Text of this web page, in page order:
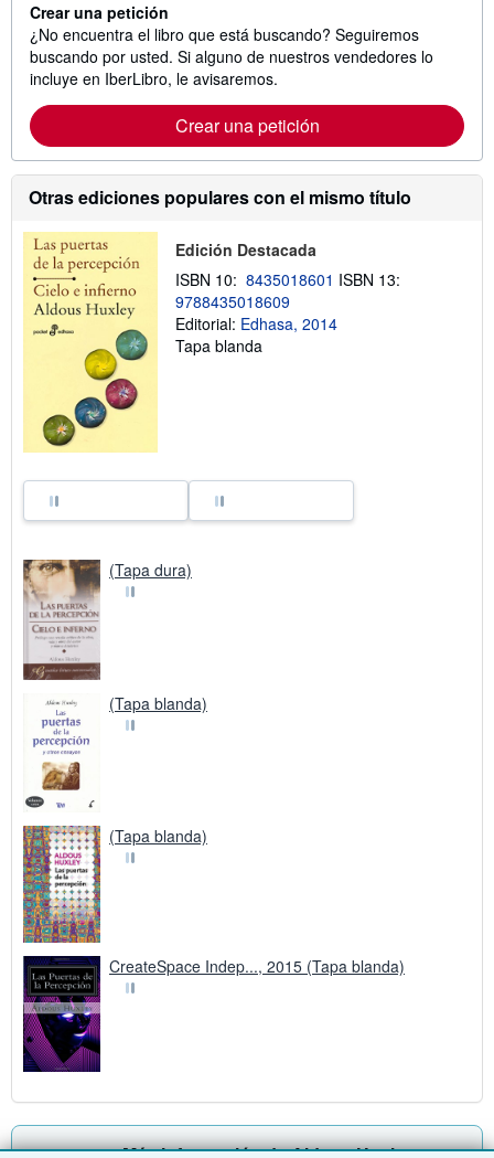
Crear una petición
¿No encuentra el libro que está buscando? Seguiremos
buscando por usted. Si alguno de nuestros vendedores lo
incluye en IberLibro, le avisaremos.
Crear una petición
Otras ediciones populares con el mismo título
Edición Destacada
ISBN 10: 8435018601 ISBN 13:
9788435018609
Editorial: Edhasa, 2014
Tapa blanda
(Tapa dura)
(Tapa blanda)
(Tapa blanda)
CreateSpace Indep..., 2015 (Tapa blanda)